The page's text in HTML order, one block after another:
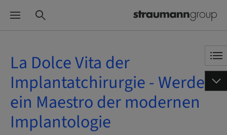
La Dolce Vita der
Implantatchirurgie - Werde
ein Maestro der modernen
Implantologie